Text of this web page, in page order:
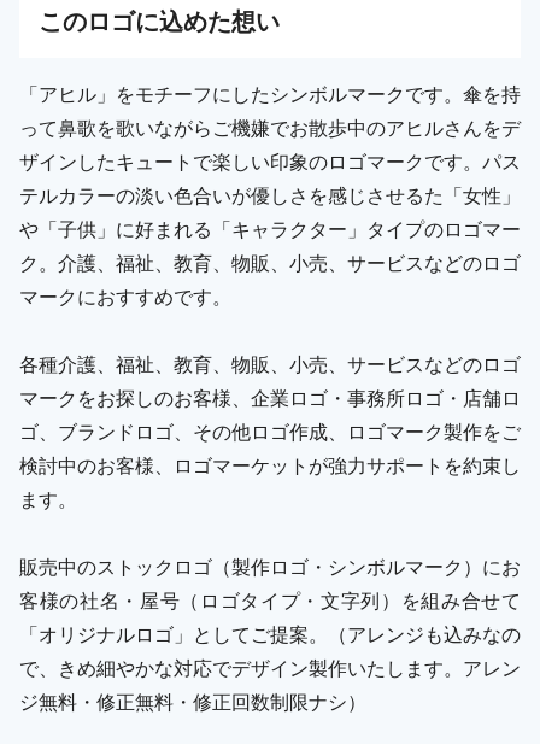
このロゴに込めた想い
「アヒル」をモチーフにしたシンボルマークです。傘を持
って鼻歌を歌いながらご機嫌でお散歩中のアヒルさんをデ
ザインしたキュートで楽しい印象のロゴマークです。パス
テルカラーの淡い色合いが優しさを感じさせるた「女性」
や「子供」に好まれる「キャラクター」タイプのロゴマー
ク。介護、福祉、教育、物販、小売、サービスなどのロゴ
マークにおすすめです。
各種介護、福祉、教育、物販、小売、サービスなどのロゴ
マークをお探しのお客様、企業ロゴ・事務所ロゴ・店舗ロ
ゴ、ブランドロゴ、その他ロゴ作成、ロゴマーク製作をご
検討中のお客様、ロゴマーケットが強力サポートを約束し
ます。
販売中のストックロゴ（製作ロゴ・シンボルマーク）にお
客様の社名・屋号（ロゴタイプ・文字列）を組み合せて
「オリジナルロゴ」としてご提案。（アレンジも込みなの
で、きめ細やかな対応でデザイン製作いたします。アレン
ジ無料・修正無料・修正回数制限ナシ）